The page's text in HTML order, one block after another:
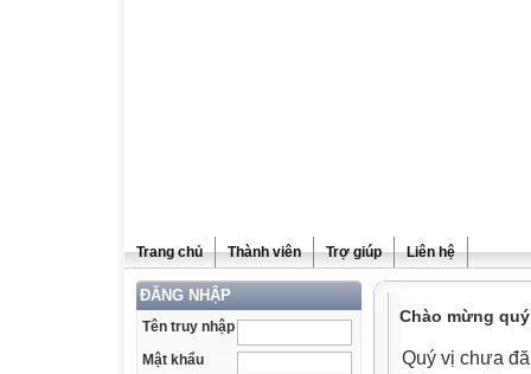
Trang chủ Thành viên Trợ giúp Liên hệ
ĐĂNG NHẬP
Tên truy nhập
Mật khẩu
Chào mừng
Quý vị chưa